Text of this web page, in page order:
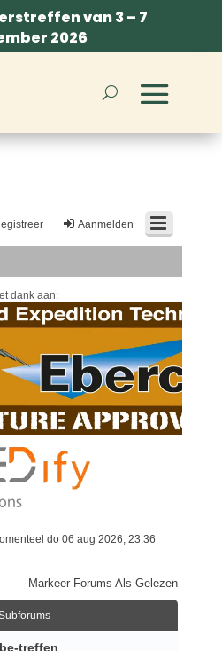
van 3 – 7
2026